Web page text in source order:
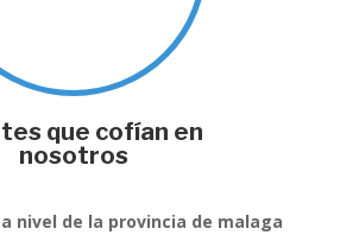
que cofían en
nosotros
nivel de la provincia de malaga